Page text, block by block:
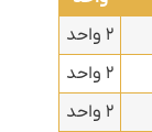
۲ واحد
۲ واحد
۲ واحد